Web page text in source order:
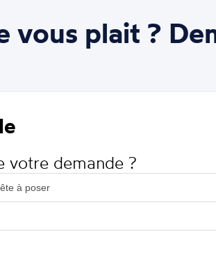
vous plait ?
votre demande ?